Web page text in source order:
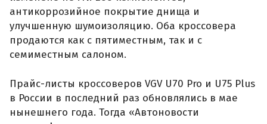
антикоррозийное покрытие днища и
улучшенную шумоизоляцию. Оба кроссовера
продаются как с пятиместным, так и с
семиместным салоном.
Прайс-листы кроссоверов VGV U70 Pro и U75 Plus
в России в последний раз обновлялись в мае
нынешнего года. Тогда «Автоновости